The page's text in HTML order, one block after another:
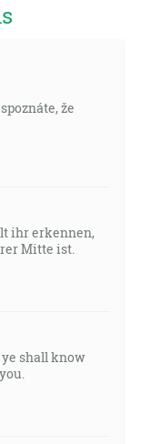
že
ihr erkennen,
Mitte ist.
ye shall know